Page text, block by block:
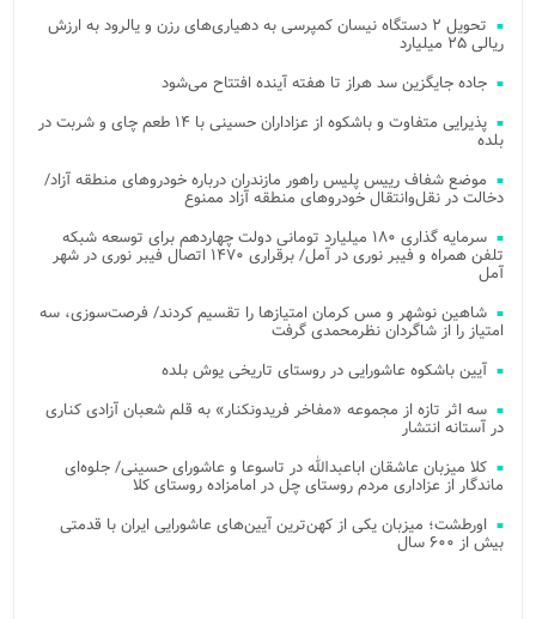
تحویل ۲ دستگاه نیسان کمپرسی به دهیاری‌های رزن و یالرود به ارزش
ریالی ۲۵ میلیارد
جاده جایگزین سد هراز تا هفته آینده افتتاح می‌شود
پذیرایی متفاوت و باشکوه از عزاداران حسینی با ۱۴ طعم چای و شربت در
بلده
موضع شفاف رییس پلیس راهور مازندران درباره خودروهای منطقه آزاد/
دخالت در نقل‌وانتقال خودروهای منطقه آزاد ممنوع
سرمایه گذاری ۱۸۰ میلیارد تومانی دولت چهاردهم برای توسعه شبکه
تلفن همراه و فیبر نوری در آمل/ برقراری ۱۴۷۰ اتصال فیبر نوری در شهر
آمل
شاهین نوشهر و مس کرمان امتیازها را تقسیم کردند/ فرصت‌سوزی، سه
امتیاز را از شاگردان نظرمحمدی گرفت
آیین باشکوه عاشورایی در روستای تاریخی یوش بلده
سه اثر تازه از مجموعه «مفاخر فریدونکنار» به قلم شعبان آزادی کناری
در آستانه انتشار
کلا میزبان عاشقان اباعبدالله در تاسوعا و عاشورای حسینی/ جلوه‌ای
ماندگار از عزاداری مردم روستای چل در امامزاده روستای کلا
اورطشت؛ میزبان یکی از کهن‌ترین آیین‌های عاشورایی ایران با قدمتی
بیش از ۶۰۰ سال